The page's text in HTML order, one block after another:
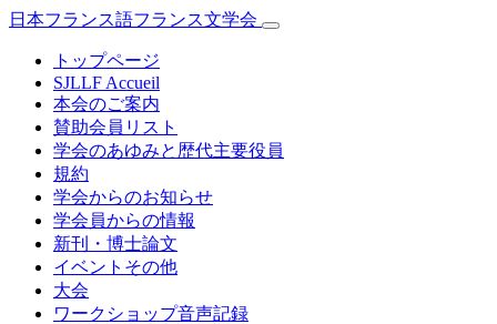
日本フランス語フランス文学会
トップページ
SJLLF Accueil
本会のご案内
賛助会員リスト
学会のあゆみと歴代主要役員
規約
学会からのお知らせ
学会員からの情報
新刊・博士論文
イベントその他
大会
ワークショップ音声記録